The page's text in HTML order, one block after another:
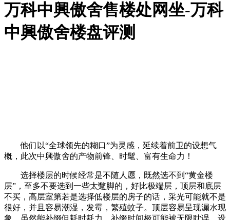
万科中興傲舍售楼处网坐-万科
中興傲舍楼盘评测
他们以“全球领先的糊口”为灵感，延续着前卫的设想气
概，此次中興傲舍的产物前锋、时髦、富有生命力！
选择楼层的时候经常是不随人愿，既然选不到“黄金楼
层”，至多不要选到一些太蹩脚的，好比极端层，顶层和底层
不买，高层室第若是选择低楼层的房子的话，采光可能就不是
很好，并且容易潮湿，发霉，繁殖蚊子。顶层容易呈现漏水现
象，虽然能补缀但耗时耗力，补缀时间极可能被无限耽误。设